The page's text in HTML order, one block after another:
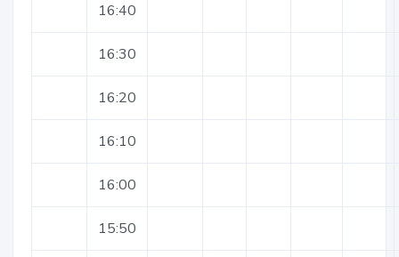
16:40
16:30
16:20
16:10
16:00
15:50